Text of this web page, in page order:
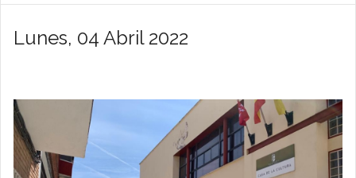
Lunes, 04 Abril 2022